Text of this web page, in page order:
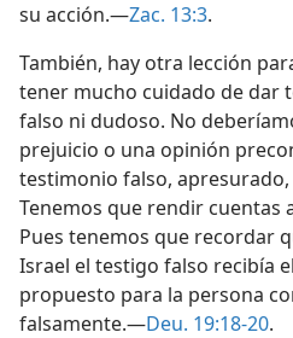
su acción.—Zac. 13:3.
También, hay otra lección
tener mucho cuidado de dar
falso ni dudoso. No
prejuicio o una opinión
testimonio falso,
Tenemos que rendir cuentas
Pues tenemos que recordar
Israel el testigo falso recibía
propuesto para la persona
falsamente.—Deu. 19:18-20.